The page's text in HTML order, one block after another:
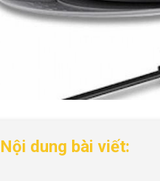
Nội dung bài viết: